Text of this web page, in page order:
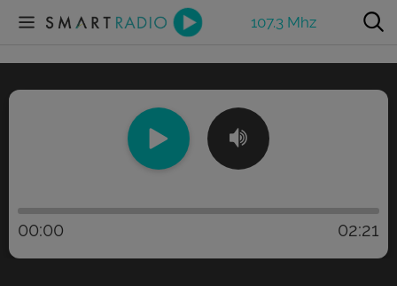
107.3 Mhz
00:00 02:21